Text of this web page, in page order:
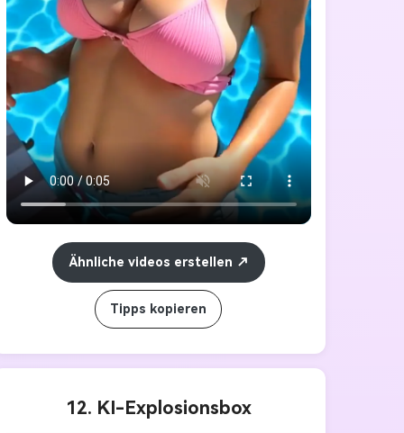
Ähnliche videos erstellen
Tipps kopieren
12. KI-Explosionsbox